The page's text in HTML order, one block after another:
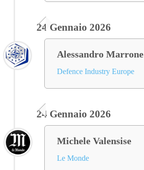
24 Gennaio 2026
Alessandro Marrone
Defence Industry Europe
24 Gennaio 2026
Michele Valensise
Le Monde